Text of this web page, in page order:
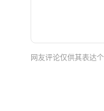
网友评论仅供其表达